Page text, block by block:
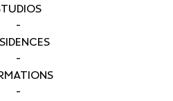
-
-
-